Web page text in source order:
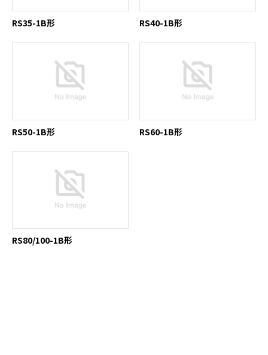
RS35-1B形 RS40-1B形
RS50-1B形 RS60-1B形
RS80/100-1B形